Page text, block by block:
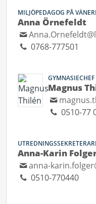
MILJÖPEDAGOG PÅ
Anna Örnefeldt
0768-777501
GYMNASIECHEF
Magnus
0510-77
Anna-Karin
anna-
0510-770440